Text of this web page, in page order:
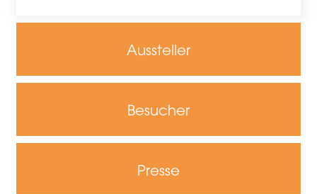
Aussteller
Besucher
Presse